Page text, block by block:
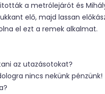
a metrólejárót és
elő, majd lassan
el ezt a remek alkalmat.
az utazásotokat?
nincs nekünk pénzünk!